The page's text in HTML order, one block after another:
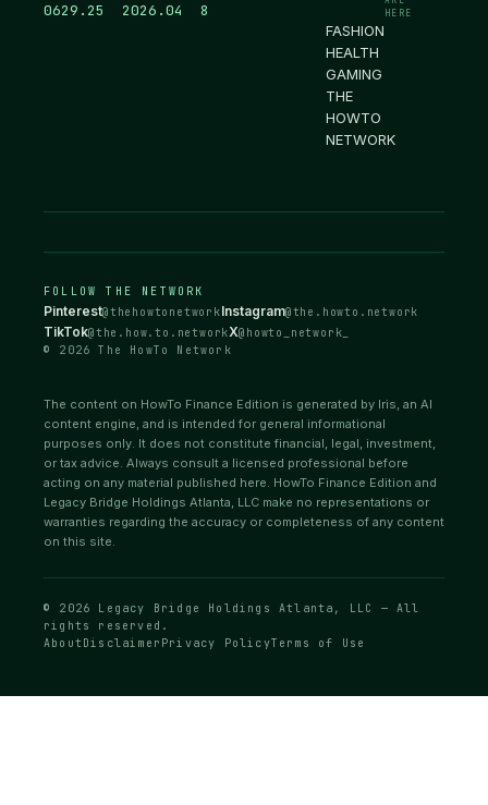
0629.26 2026.04 8
HERE
FASHION
HEALTH
GAMING
THE
HOWTO
NETWORK
FOLLOW THE NETWORK
Pinterest@thehowtonetworkInstagram@the.howto.network
TikTok@the.how.to.networkX@howto_network_
© 2026 The HowTo Network
The content on HowTo Finance Edition is generated by Iris, an AI
content engine, and is intended for general informational
purposes only. It does not constitute financial, legal, investment,
or tax advice. Always consult a licensed professional before
acting on any material published here. HowTo Finance Edition and
Legacy Bridge Holdings Atlanta, LLC make no representations or
warranties regarding the accuracy or completeness of any content
on this site.
© 2026 Legacy Bridge Holdings Atlanta, LLC — All
rights reserved.
About Disclaimer Privacy PolicyTerms of Use